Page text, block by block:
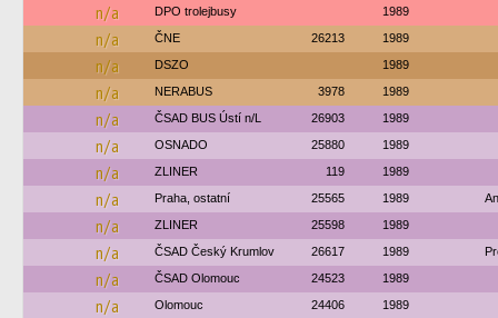
n/a DPO trolejbusy 1989
n/a ČNE 26213 1989
n/a DSZO 1989
n/a NERABUS 3978 1989
n/a ČSAD BUS Ústí n/L 26903 1989
n/a OSNADO 25880 1989
n/a ZLINER 119 1989
n/a Praha, ostatní 25565 1989
n/a ZLINER 25598 1989
n/a ČSAD Český Krumlov 26617 1989
n/a ČSAD Olomouc 24523 1989
n/a Olomouc 24406 1989